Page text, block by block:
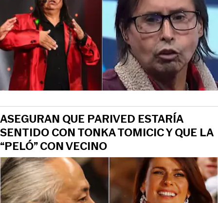
ASEGURAN QUE PARIVED ESTARÍA
SENTIDO CON TONKA TOMICIC Y QUE LA
“PELÓ” CON VECINO